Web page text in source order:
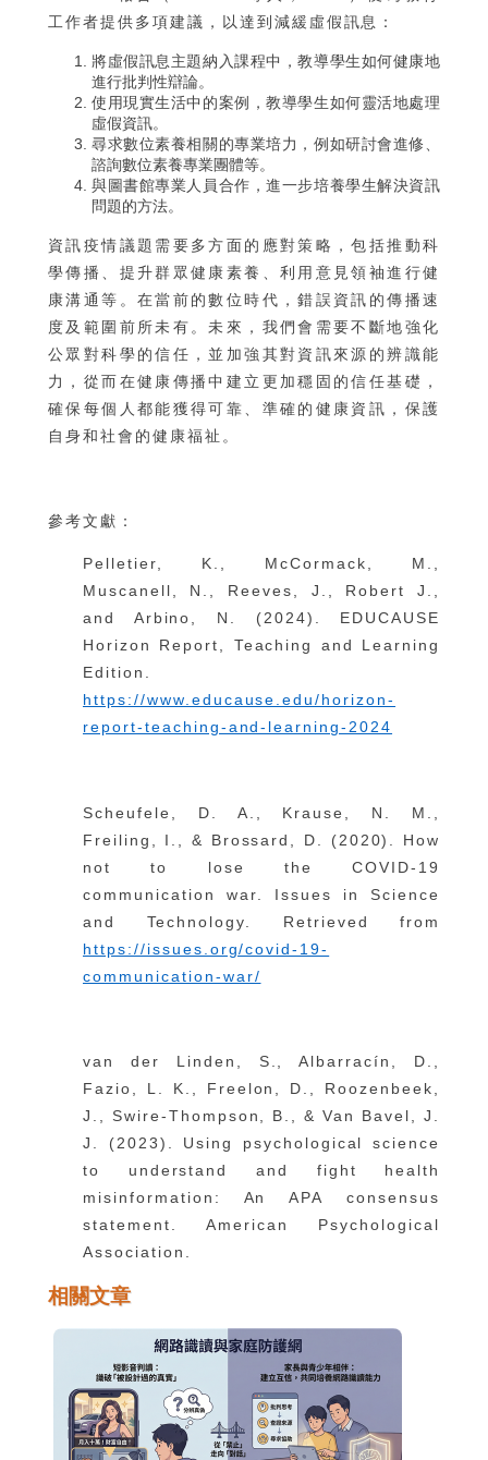
工作者提供多項建議，以達到減緩虛假訊息：
將虛假訊息主題納入課程中，教導學生如何健康地
進行批判性辯論。
使用現實生活中的案例，教導學生如何靈活地處理
虛假資訊。
尋求數位素養相關的專業培力，例如研討會進修、
諮詢數位素養專業團體等。
與圖書館專業人員合作，進一步培養學生解決資訊
問題的方法。
資訊疫情議題需要多方面的應對策略，包括推動科
學傳播、提升群眾健康素養、利用意見領袖進行健
康溝通等。在當前的數位時代，錯誤資訊的傳播速
度及範圍前所未有。未來，我們會需要不斷地強化
公眾對科學的信任，並加強其對資訊來源的辨識能
力，從而在健康傳播中建立更加穩固的信任基礎，
確保每個人都能獲得可靠、準確的健康資訊，保護
自身和社會的健康福祉。
參考文獻：
Pelletier, K., McCormack, M.,
Muscanell, N., Reeves, J., Robert J.,
and Arbino, N. (2024). EDUCAUSE
Horizon Report, Teaching and Learning
Edition.
https://www.educause.edu/horizon-
report-teaching-and-learning-2024
Scheufele, D. A., Krause, N. M.,
Freiling, I., & Brossard, D. (2020). How
not to lose the COVID-19
communication war. Issues in Science
and Technology. Retrieved from
https://issues.org/covid-19-
communication-war/
van der Linden, S., Albarracín, D.,
Fazio, L. K., Freelon, D., Roozenbeek,
J., Swire-Thompson, B., & Van Bavel, J.
J. (2023). Using psychological science
to understand and fight health
misinformation: An APA consensus
statement. American Psychological
Association.
相關文章